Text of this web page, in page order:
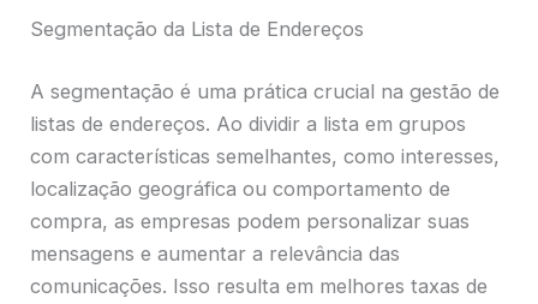
Segmentação da Lista de Endereços
A segmentação é uma prática crucial na gestão de
listas de endereços. Ao dividir a lista em grupos
com características semelhantes, como interesses,
localização geográfica ou comportamento de
compra, as empresas podem personalizar suas
mensagens e aumentar a relevância das
comunicações. Isso resulta em melhores taxas de